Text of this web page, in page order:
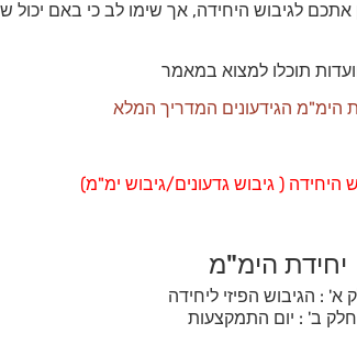
לגיבוש היחידה, אך שימו לב כי באם יכול
תוכלו למצוא במאמר
הימ"מ הגידעונים המדריך המלא
היחידה ( גיבוש גדעונים/גיבוש ימ"מ)
יחידת הימ"מ
א' : הגיבוש הפיזי ליחידה
ב' : יום התמקצעות